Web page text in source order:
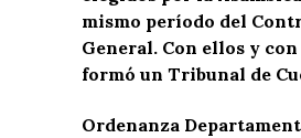
mismo período del
General. Con ellos y
formó un Tribunal de
Ordenanza